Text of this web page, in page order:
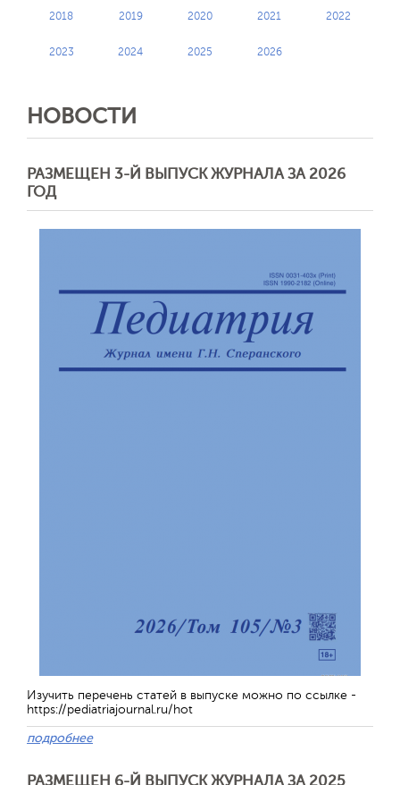
2018 2019 2020 2021 2022
2023 2024 2025 2026
НОВОСТИ
РАЗМЕЩЕН 3-Й ВЫПУСК ЖУРНАЛА ЗА 2026
ГОД
Изучить перечень статей в выпуске можно по ссылке -
https://pediatriajournal.ru/hot
подробнее
РАЗМЕЩЕН 6-Й ВЫПУСК ЖУРНАЛА ЗА 2025